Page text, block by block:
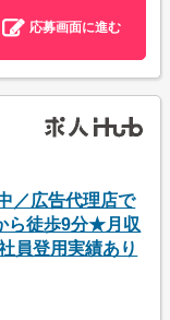
応募画面に進む
／広告代理店で
ら徒歩9分★月収
員登用実績あり